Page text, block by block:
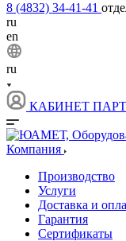
8 (4832) 34-41-41
ru
en
ru
КАБИНЕТ
Компания
Производство
Услуги
Доставка и
Гарантия
Сертификаты